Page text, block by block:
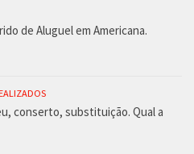
de Aluguel em Americana.
conserto, substituição. Qual a